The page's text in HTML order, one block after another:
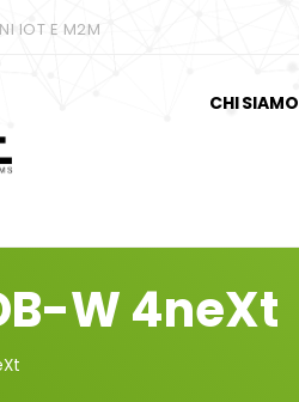
IOT E M2M
CHI SIAMO
W 4neXt